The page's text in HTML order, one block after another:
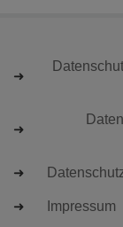
Impressum